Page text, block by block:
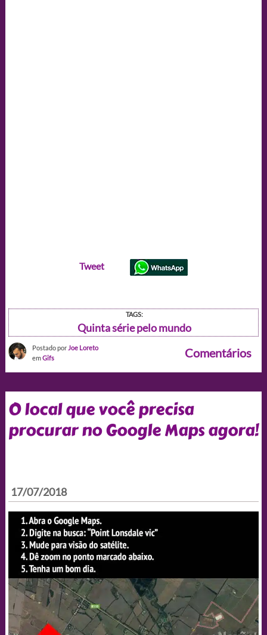
Tweet
TAGS:
Quinta série pelo mundo
Postado por Joe Loreto
emGifs Comentários
O local que você precisa
procurar no Google Maps agora!
17/07/2018